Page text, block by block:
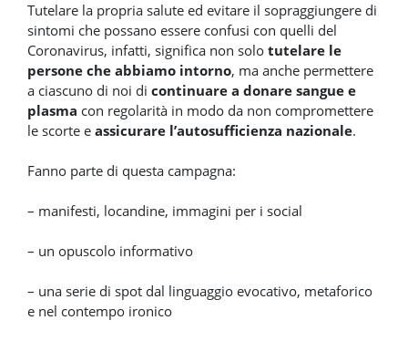
Tutelare la propria salute ed evitare il sopraggiungere di
sintomi che possano essere confusi con quelli del
Coronavirus, infatti, significa non solo tutelare le
persone che abbiamo intorno, ma anche permettere
a ciascuno di noi di continuare a donare sangue e
plasma con regolarità in modo da non compromettere
le scorte e assicurare l’autosufficienza nazionale.
Fanno parte di questa campagna:
– manifesti, locandine, immagini per i social
– un opuscolo informativo
– una serie di spot dal linguaggio evocativo, metaforico
e nel contempo ironico